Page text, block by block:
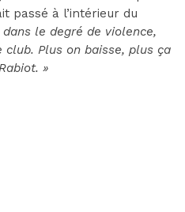
passé à l’intérieur du
le degré de violence,
Plus on baisse, plus ça
»